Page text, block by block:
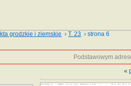
grodzkie i ziemskie ›T. 23 › strona 6
Podstawowym
«